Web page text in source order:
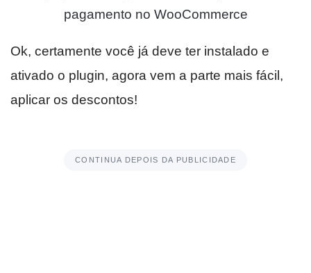
pagamento no WooCommerce
Ok, certamente você já deve ter instalado e
ativado o plugin, agora vem a parte mais fácil,
aplicar os descontos!
CONTINUA DEPOIS DA PUBLICIDADE